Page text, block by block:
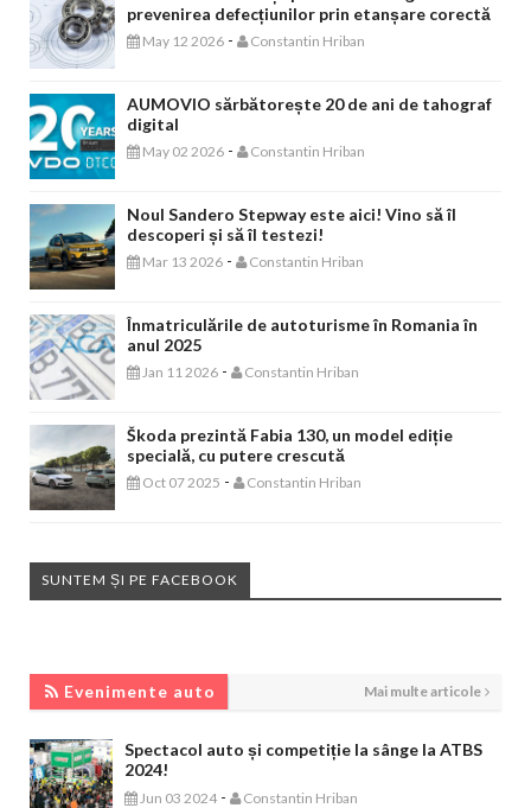
prevenirea defecțiunilor prin etanșare corectă
May 12 2026 - Constantin Hriban
AUMOVIO sărbătorește 20 de ani de tahograf
digital
May 02 2026 - Constantin Hriban
Noul Sandero Stepway este aici! Vino să îl
descoperi și să îl testezi!
Mar 13 2026 - Constantin Hriban
Înmatriculările de autoturisme în Romania în
anul 2025
Jan 11 2026 - Constantin Hriban
Škoda prezintă Fabia 130, un model ediție
specială, cu putere crescută
Oct 07 2025 - Constantin Hriban
SUNTEM ȘI PE FACEBOOK
Evenimente auto Mai multe articole
Spectacol auto și competiție la sânge la ATBS
2024!
Jun 03 2024 - Constantin Hriban